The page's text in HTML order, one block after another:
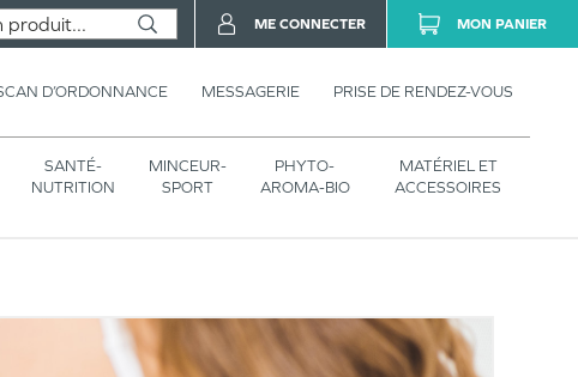
D’ORDONNANCE MESSAGERIE PRISE DE RENDEZ-VOUS
SANTÉ-
NUTRITION
MINCEUR-
SPORT
PHYTO-
AROMA-BIO
MATÉRIEL ET
ACCESSOIRES
ME CONNECTER MON PANIER